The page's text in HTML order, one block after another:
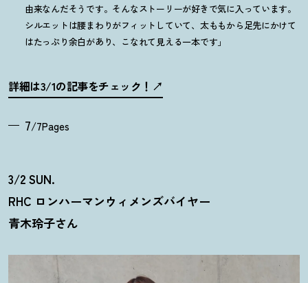
由来なんだそうです。そんなストーリーが好きで気に入っています。
シルエットは腰まわりがフィットしていて、太ももから足先にかけて
はたっぷり余白があり、こなれて見える一本です」
詳細は3/1の記事をチェック ！
7/7Pages
3/2 SUN.
RHC ロンハーマンウィメンズバイヤー
青木玲子さん